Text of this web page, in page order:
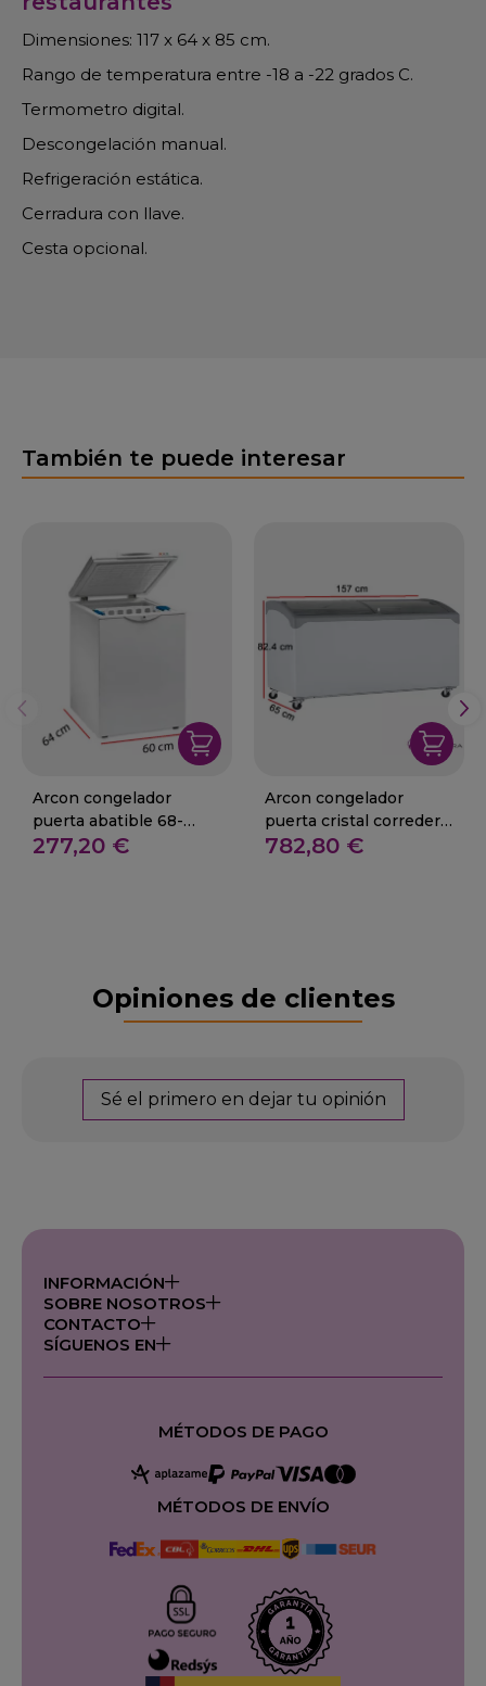
Dimensiones: 117 x 64 x 85 cm.
Rango de temperatura entre -18 a -22 grados C.
Termometro digital.
Descongelación manual.
Refrigeración estática.
Cerradura con llave.
Cesta opcional.
También te puede interesar
Arcon congelador
puerta abatible 68-
COH-110-FM
277,20 €
Arcon congelador
puerta cristal corredera
352L 230 W.
782,80 €
Opiniones de clientes
Sé el primero en dejar tu opinión
INFORMACIÓN
SOBRE NOSOTROS
CONTACTO
SÍGUENOS EN
MÉTODOS DE PAGO
MÉTODOS DE ENVÍO